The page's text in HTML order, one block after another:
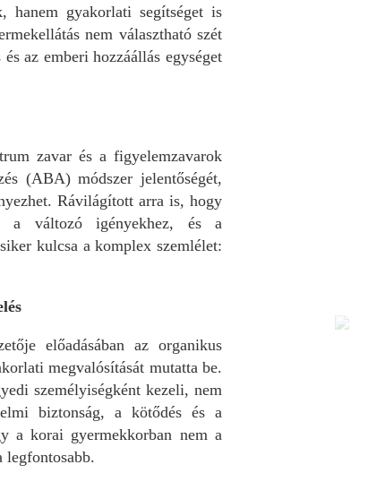
hanem gyakorlati segítséget is
nem választható szét
az emberi hozzáállás egységet
zavar és a figyelemzavarok
(ABA) módszer jelentőségét,
Rávilágított arra is, hogy
a változó igényekhez, és a
kulcsa a komplex szemlélet:
előadásában az organikus
megvalósítását mutatta be.
személyiségként kezeli, nem
biztonság, a kötődés és a
a korai gyermekkorban nem a
legfontosabb.